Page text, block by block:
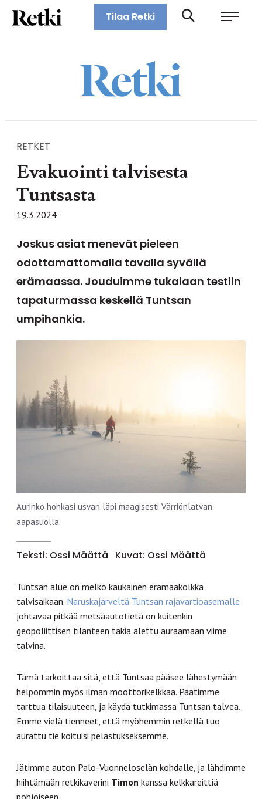
Siirry
suoraan
Retki-lehti
Tilaa Retki
RETKET
Evakuointi talvisesta
Tuntsasta
19.3.2024
Joskus asiat menevät pieleen
odottamattomalla tavalla syvällä
erämaassa. Jouduimme tukalaan testiin
tapaturmassa keskellä Tuntsan
umpihankia.
Aurinko hohkasi usvan läpi maagisesti Värriönlatvan
aapasuolla.
Teksti: Ossi Määttä Kuvat: Ossi Määttä
Tuntsan alue on melko kaukainen erämaakolkka
talvisaikaan. Naruskajärveltä Tuntsan rajavartioasemalle
johtavaa pitkää metsäautotietä on kuitenkin
geopoliittisen tilanteen takia alettu auraamaan viime
talvina.
Tämä tarkoittaa sitä, että Tuntsaa pääsee lähestymään
helpommin myös ilman moottorikelkkaa. Päätimme
tarttua tilaisuuteen, ja käydä tutkimassa Tuntsan talvea.
Emme vielä tienneet, että myöhemmin retkellä tuo
aurattu tie koituisi pelastukseksemme.
Jätimme auton Palo-Vuonneloselän kohdalle, ja lähdimme
hiihtämään retkikaverini Timon kanssa kelkkareittiä